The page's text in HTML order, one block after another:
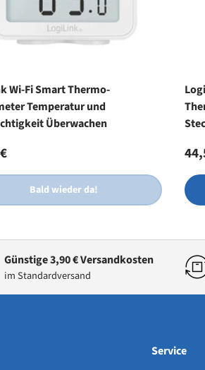
Wi-Fi Smart Thermo-
Temperatur und
Überwachen
Preis
Bald wieder da!
Günstige 3,90 € Versandkosten
im Standardversand
Service